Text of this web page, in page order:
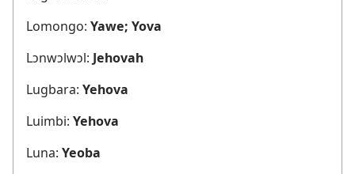
Lomongo: Yawe; Yova
Lɔnwɔlwɔl: Jehovah
Lugbara: Yehova
Luimbi: Yehova
Luna: Yeoba